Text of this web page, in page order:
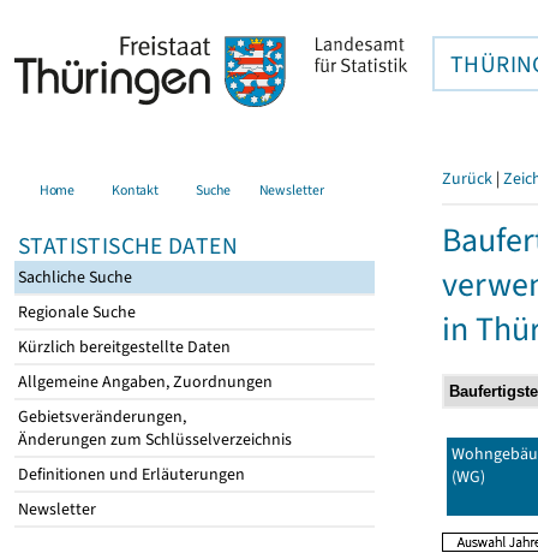
Home Kontakt Suche Newsletter
STATISTISCHE DATEN
Sachliche Suche
Regionale Suche
Kürzlich bereitgestellte Daten
Allgemeine Angaben, Zuordnungen
Gebietsveränderungen,
Änderungen zum Schlüsselverzeichnis
Definitionen und Erläuterungen
Newsletter
Zurück |
in
(WG)